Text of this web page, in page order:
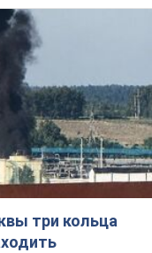
три кольца